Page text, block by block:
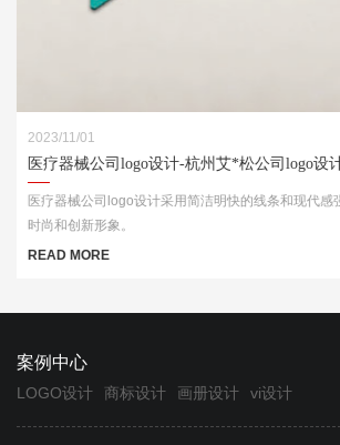
2023/11/01
医疗器械公司logo设计-杭州艾*松公司logo设
医疗器械公司logo设计采用简洁明快的线条和现代感
时尚和创新形象。
READ MORE
案例中心
LOGO设计 商标设计 画册设计 vi设计